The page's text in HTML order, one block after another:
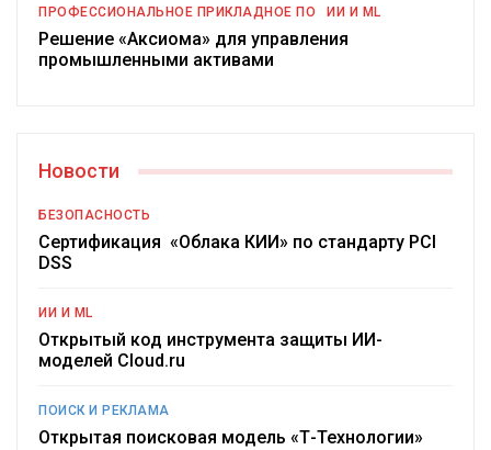
ПРОФЕССИОНАЛЬНОЕ ПРИКЛАДНОЕ ПО ИИ И ML
Решение «Аксиома» для управления
промышленными активами
Новости
БЕЗОПАСНОСТЬ
Сертификация «Облака КИИ» по стандарту PCI
DSS
ИИ И ML
Открытый код инструмента защиты ИИ-
моделей Cloud.ru
ПОИСК И РЕКЛАМА
Открытая поисковая модель «Т-Технологии»